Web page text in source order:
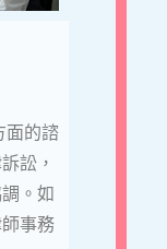
面的諮
訟，
。如
事務